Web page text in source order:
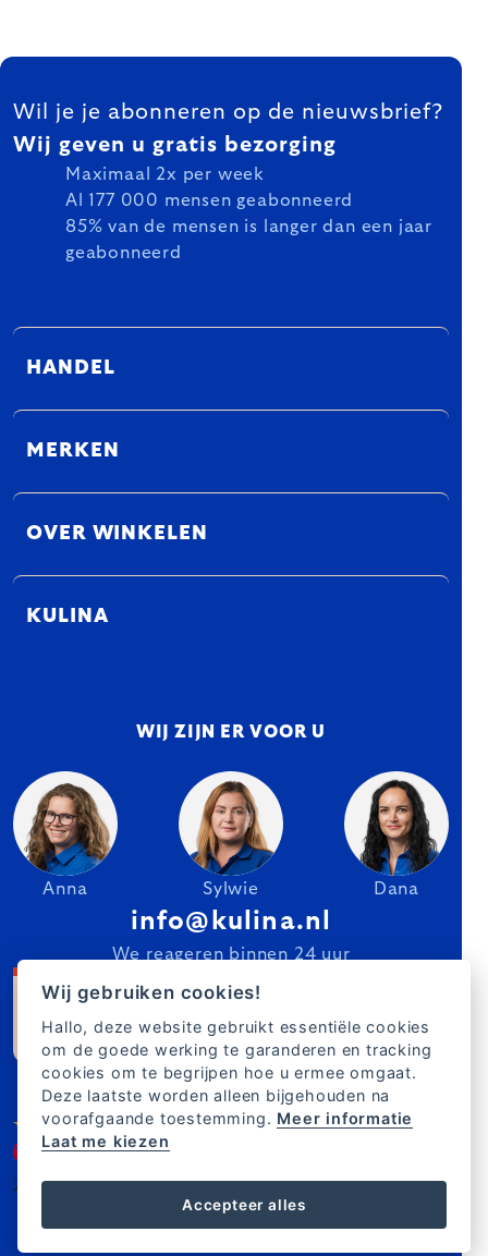
FOOTER
Wil je je abonneren op de nieuwsbrief?
Wij geven u gratis bezorging
Maximaal 2x per week
Al 177 000 mensen geabonneerd
85% van de mensen is langer dan een jaar
geabonneerd
HANDEL
MERKEN
OVER WINKELEN
KULINA
WIJ ZIJN ER VOOR U
Anna Sylwie Dana
info@kulina.nl
We reageren binnen 24 uur
2007–2025 Kulina.nl NL
Wij gebruiken cookies!
Hallo, deze website gebruikt essentiële cookies
om de goede werking te garanderen en tracking
cookies om te begrijpen hoe u ermee omgaat.
Deze laatste worden alleen bijgehouden na
voorafgaande toestemming. Meer informatie
Laat me kiezen
Accepteer alles